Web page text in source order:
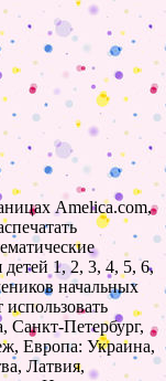
Amelica.com,
детей 1, 2, 3, 4, 5, 6,
начальных
Санкт-Петербург,
Европа: Украина,
Латвия,